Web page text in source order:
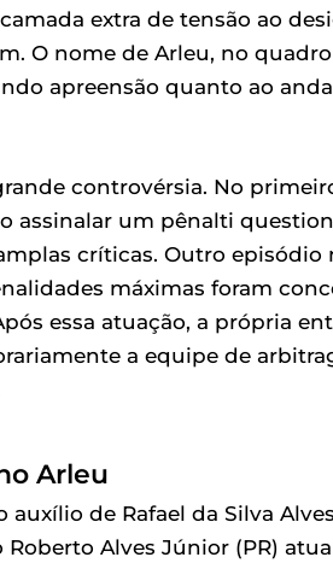
extra de tensão ao
O nome de Arleu, no quadro
apreensão quanto ao
controvérsia. No
assinalar um pênalti
críticas. Outro episódio
máximas foram
essa atuação, a própria
a equipe de
Arleu
de Rafael da Silva
Alves Júnior (PR)